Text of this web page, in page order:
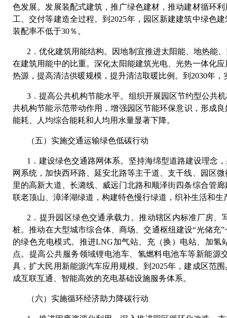
色发展。发展装配式建筑，推广绿色建材，推动建材循环
工、交付等建造全过程。到2025年，园区新建建筑中绿色
装配率不低于30％。
2．优化建筑用能结构。因地制宜推进太阳能、地热能
在建筑用能中的比重。深化太阳能建筑光电、光热一体化
热源，提高清洁供暖规模，提升清洁取暖比例。到2030年
3．提高公共机构节能水平。组织开展园区节约型公共
共机构节能示范带动作用，增强园区节能环保意识，形成
能耗、人均综合能耗和人均用水量显著下降。
（五）实施交通运输绿色低碳行动
1．建设绿色交通路网体系。坚持海绵型道路建设理念
网系统，加快西环路、延安北路等主干道、支干线、园区
里的高新大道、长潞线、威远门北路和顺泽街四条综合管
联老顶山、漳泽湖绿道，构建特色慢行绿道，织补生活和生
2．提升园区绿色交通承载力。推动辖区内标准厂房
桩。推动在大型城市综合体、商场、交通枢纽建设“光储
的绿色充电模式。推进LNG加气站、充（换）电站、加
点。提高公共服务领域锂电池车、氢燃料电池车等新能
具，扩大民用新能源汽车应用规模。到2025年，建成区范
成互联互通、智能高效的充电基础设施服务体系。
（六）实施循环经济助力降碳行动